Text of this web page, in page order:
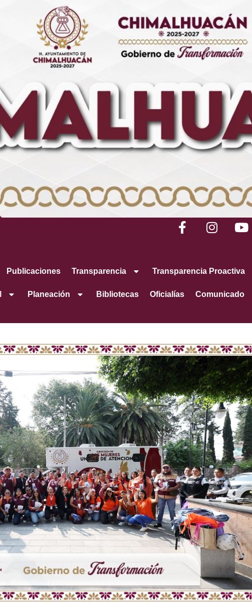
Publicaciones Transparencia Transparencia Proactiva
Planeación Bibliotecas Oficialías Comunicado